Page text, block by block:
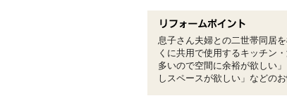
息子さん夫婦との二世帯同居
くに共用で使用するキッチン
多いので空間に余裕が欲しい
しスペースが欲しい」などの